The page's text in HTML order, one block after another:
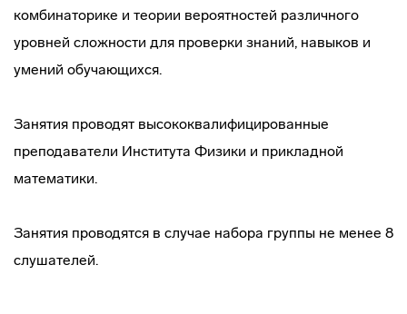
комбинаторике и теории вероятностей различного
уровней сложности для проверки знаний, навыков и
умений обучающихся.
Занятия проводят высококвалифицированные
преподаватели Института Физики и прикладной
математики.
Занятия проводятся в случае набора группы не менее 8
слушателей.